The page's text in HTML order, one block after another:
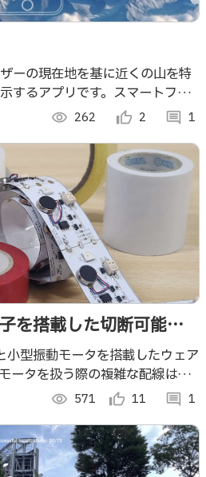
ーの現在地を基に近くの山を特
するアプリです。スマートフォ
山の名前や方位、距離などの情
visibility 262 thumb_up_alt 2 comment 1
を搭載した切断可能な
ス
小型振動モータを搭載したウェア
ータを扱う際の複雑な配線は不
視覚化，ゲーム開発など使い方
visibility 571 thumb_up_alt 11 comment 1